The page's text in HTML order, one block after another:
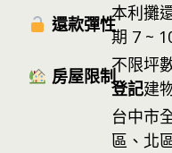
還款彈性
本利攤
期 7 ~
房屋限制
不限坪
登記建
台中市
區、北